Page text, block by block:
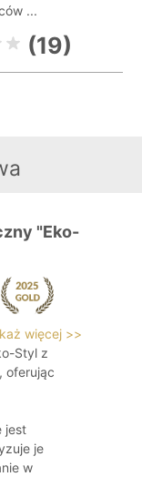
...
(19)
"Eko-
więcej >>
Styl z
oferując
jest
je
w